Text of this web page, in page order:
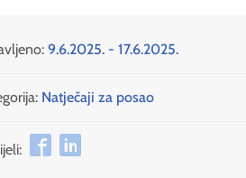
9.6.2025. - 17.6.2025.
Natječaji za posao